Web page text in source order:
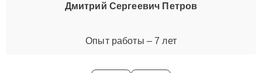
Дмитрий Сергеевич Петров
Опыт работы – 7 лет